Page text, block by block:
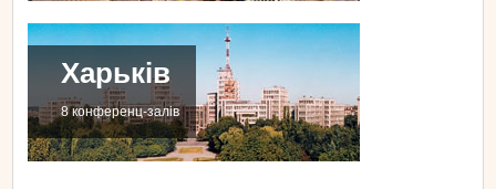
Харьків
8 конференц-залів